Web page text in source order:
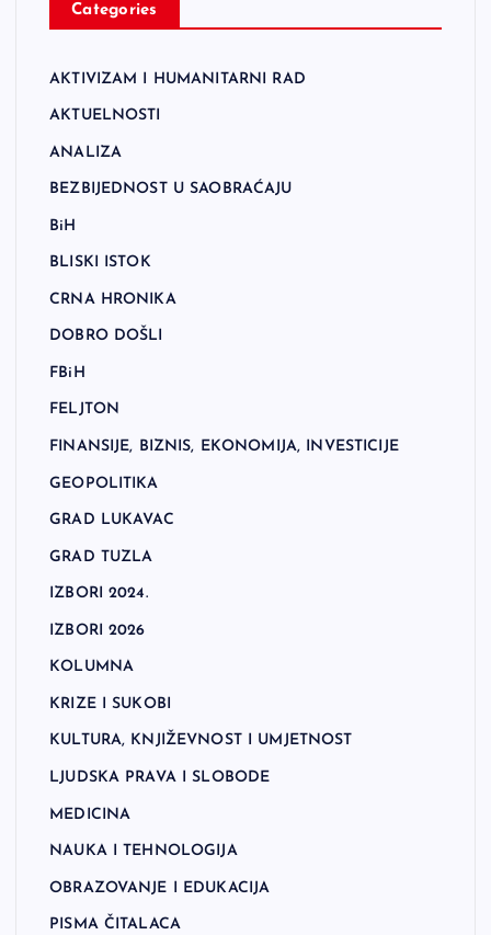
Categories
AKTIVIZAM I HUMANITARNI RAD
AKTUELNOSTI
ANALIZA
BEZBIJEDNOST U SAOBRAĆAJU
BiH
BLISKI ISTOK
CRNA HRONIKA
DOBRO DOŠLI
FBiH
FELJTON
FINANSIJE, BIZNIS, EKONOMIJA, INVESTICIJE
GEOPOLITIKA
GRAD LUKAVAC
GRAD TUZLA
IZBORI 2024.
IZBORI 2026
KOLUMNA
KRIZE I SUKOBI
KULTURA, KNJIŽEVNOST I UMJETNOST
LJUDSKA PRAVA I SLOBODE
MEDICINA
NAUKA I TEHNOLOGIJA
OBRAZOVANJE I EDUKACIJA
PISMA ČITALACA